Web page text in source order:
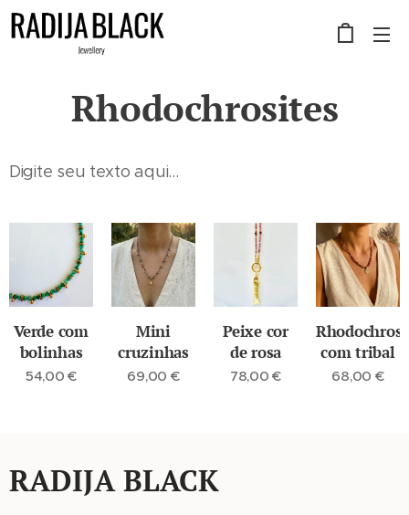
Rhodochrosites
Digite seu texto aqui...
Verde com
bolinhas
54,00 €
Mini
cruzinhas
69,00 €
Peixe cor
de rosa
78,00 €
com tribal
68,00 €
RADIJA BLACK